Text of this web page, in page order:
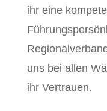
ihr eine
uns bei allen
ihr Vertrauen.